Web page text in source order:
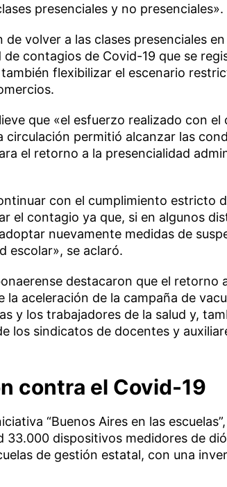
presenciales y no presenciales».
volver a las clases presenciales
contagios de Covid-19 que se
flexibilizar el escenario
que «el esfuerzo realizado con
circulación permitió alcanzar las
el retorno a la presencialidad
con el cumplimiento estricto
el contagio ya que, si en algunos
nuevamente medidas de
escolar», se aclaró.
destacaron que el retorno
la aceleración de la campaña de
y los trabajadores de la salud y,
los sindicatos de docentes y
contra el Covid-19
“Buenos Aires en las
33.000 dispositivos medidores de
de gestión estatal, con una